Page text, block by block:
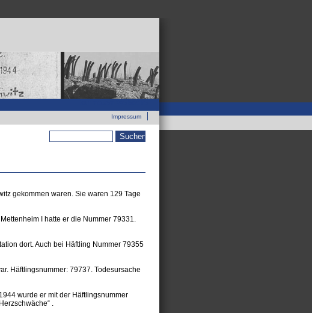
Impressum
Suchformular
gekommen waren. Sie waren 129 Tage
I hatte er die Nummer 79331.
dort. Auch bei Häftling Nummer 79355
Häftlingsnummer: 79737. Todesursache
wurde er mit der Häftlingsnummer
.